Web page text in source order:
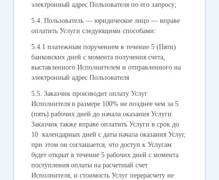
электронный адрес Пользователя по его запросу;
5.4. Пользователь — юридическое лицо — вправе
оплатить Услуги следующими способами:
5.4.1 платежным поручением в течение 5 (Пяти)
банковских дней с момента получения счета,
выставленного Исполнителем и отправленного на
электронный адрес Пользователя
5.5. Заказчик производит оплату Услуг
Исполнителя в размере 100% не позднее чем за 5
(пять) рабочих дней до начала оказания Услуги.
Заказчик также вправе оплатить Услуги в срок до
10 календарных дней с даты начала оказания Услуг,
при этом он соглашается, что доступ к Услугам
будет открыт в течение 5 рабочих дней с момента
поступления оплаты на расчетный счет
Исполнителя, и стоимость Услуг перерасчету не